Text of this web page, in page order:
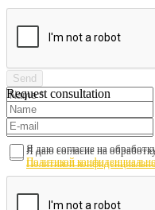
Request consultation
Я даю согласие на
Политикой
Я даю согласие на
Политикой